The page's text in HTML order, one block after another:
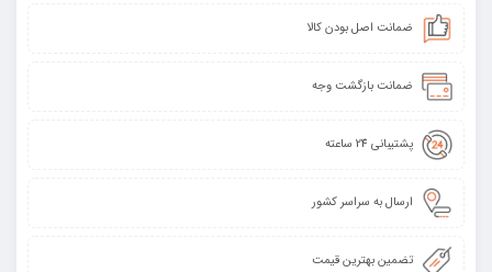
ضمانت اصل بودن کالا
ضمانت بازگشت وجه
پشتیبانی 24 ساعته
ارسال به سراسر کشور
تضمین بهترین قیمت